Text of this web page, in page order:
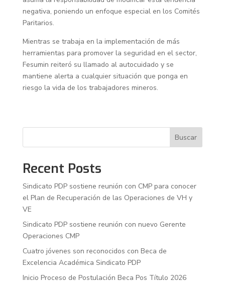
negativa, poniendo un enfoque especial en los Comités
Paritarios.
Mientras se trabaja en la implementación de más
herramientas para promover la seguridad en el sector,
Fesumin reiteró su llamado al autocuidado y se
mantiene alerta a cualquier situación que ponga en
riesgo la vida de los trabajadores mineros.
Buscar
Recent Posts
Sindicato PDP sostiene reunión con CMP para conocer
el Plan de Recuperación de las Operaciones de VH y
VE
Sindicato PDP sostiene reunión con nuevo Gerente
Operaciones CMP
Cuatro jóvenes son reconocidos con Beca de
Excelencia Académica Sindicato PDP
Inicio Proceso de Postulación Beca Pos Título 2026